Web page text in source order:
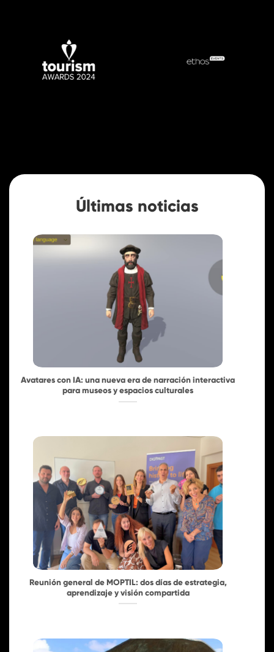
Últimas noticias
Avatares con IA: una nueva era de narración interactiva
para museos y espacios culturales
Reunión general de MOPTIL: dos días de estrategia,
aprendizaje y visión compartida